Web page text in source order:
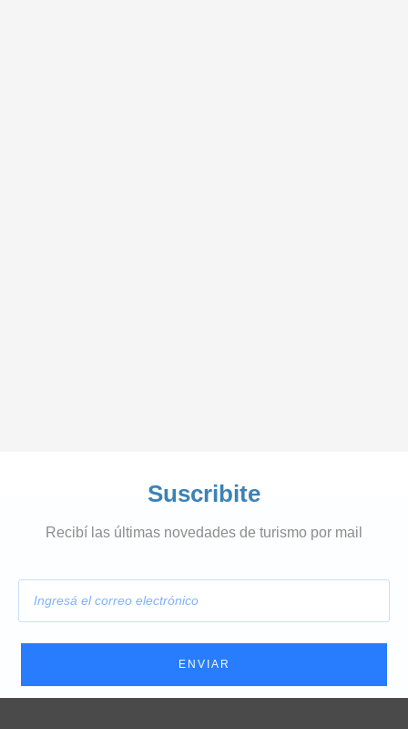
Suscribite
Recibí las últimas novedades de turismo por mail
a
ENVIAR